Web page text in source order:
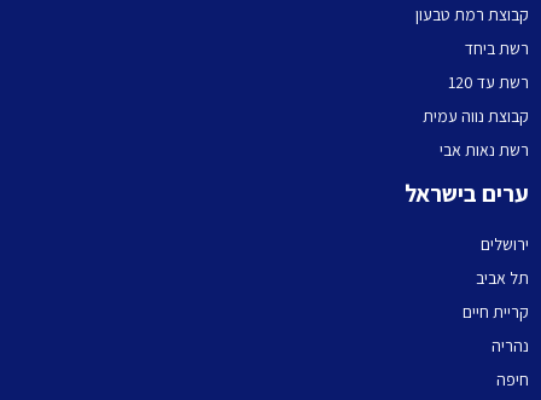
קבוצת רמת טבעון
רשת ביחד
רשת עד 120
קבוצת נווה עמית
רשת נאות אבי
ערים בישראל
ירושלים
תל אביב
קריית חיים
נהריה
חיפה